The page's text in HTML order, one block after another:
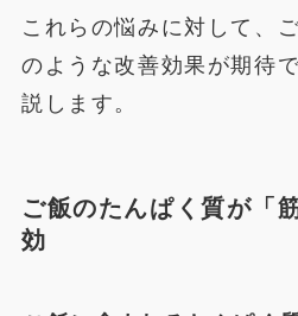
これらの悩みに対して、
のような改善効果が期待
説します。
ご飯のたんぱく質が「
効